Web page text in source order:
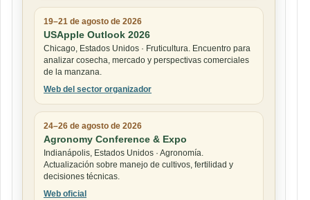
19–21 de agosto de 2026
USApple Outlook 2026
Chicago, Estados Unidos · Fruticultura. Encuentro para
analizar cosecha, mercado y perspectivas comerciales
de la manzana.
Web del sector organizador
24–26 de agosto de 2026
Agronomy Conference & Expo
Indianápolis, Estados Unidos · Agronomía.
Actualización sobre manejo de cultivos, fertilidad y
decisiones técnicas.
Web oficial